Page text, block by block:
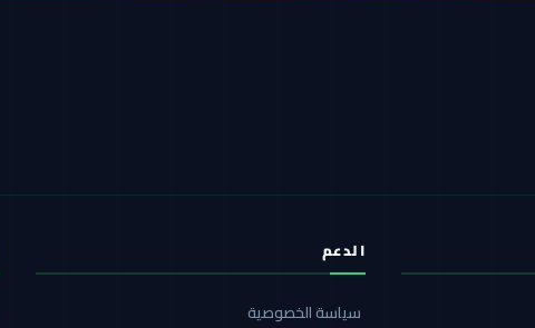
الدعم
سياسة الخصوصية